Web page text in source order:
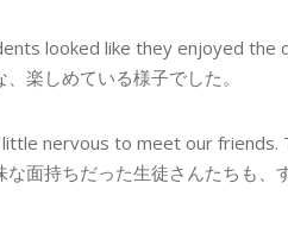
looked like they enjoyed the
楽しめている様子でした。
nervous to meet our friends.
面持ちだった生徒さんたちも、